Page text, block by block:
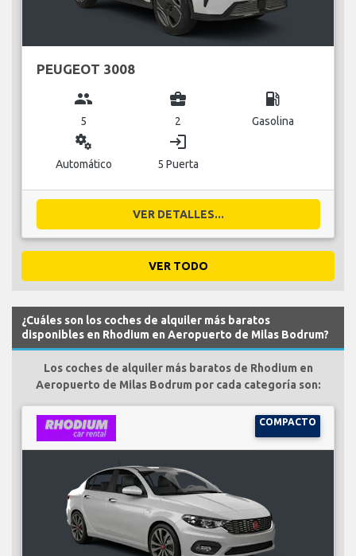
PEUGEOT 3008
group
5
business_center
2
local_gas_station
Gasolina
miscellaneous_services
Automático
login
5 Puerta
VER DETALLES...
VER TODO
¿Cuáles son los coches de alquiler más baratos
disponibles en Rhodium en Aeropuerto de Milas Bodrum?
Los coches de alquiler más baratos de Rhodium en
Aeropuerto de Milas Bodrum por cada categoría son:
COMPACTO